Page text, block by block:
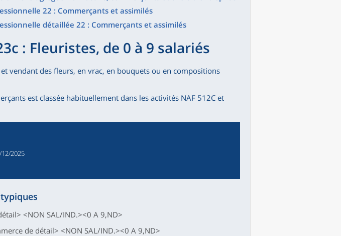
22 : Commerçants et assimilés
détaillée 22 : Commerçants et assimilés
: Fleuristes, de 0 à 9 salariés
vendant des fleurs, en vrac, en bouquets ou en compositions
est classée habituellement dans les activités NAF 512C et
12/2025
<NON SAL/IND.><0 A 9,ND>
de détail> <NON SAL/IND.><0 A 9,ND>